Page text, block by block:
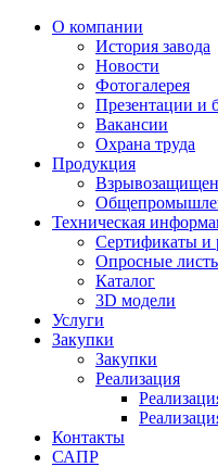
О компании
История завода
Новости
Фотогалерея
Презентации и
Вакансии
Охрана труда
Продукция
Техническая
Сертификаты и
Опросные
Каталог
3D модели
Услуги
Закупки
Закупки
Реализация
Контакты
САПР